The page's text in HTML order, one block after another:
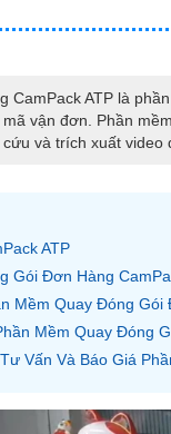
CamPack ATP là
vận đơn. Phần
và trích xuất
ATP
Gói Đơn Hàng
Mềm Quay Đóng Gói
Mềm Quay Đóng
Vấn Và Báo Giá